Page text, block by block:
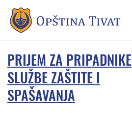
PRIJEM ZA PRIPADNIKE
SLUŽBE ZAŠTITE I
SPAŠAVANJA